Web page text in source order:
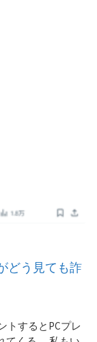
どう見ても詐
トするとPCプレ